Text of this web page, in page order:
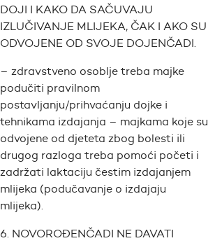
DOJI I KAKO DA SAČUVAJU
IZLUČIVANJE MLIJEKA, ČAK I AKO SU
ODVOJENE OD SVOJE DOJENČADI.
– zdravstveno osoblje treba majke
podučiti pravilnom
postavljanju/prihvaćanju dojke i
tehnikama izdajanja – majkama koje su
odvojene od djeteta zbog bolesti ili
drugog razloga treba pomoći početi i
zadržati laktaciju čestim izdajanjem
mlijeka (podučavanje o izdajaju
mlijeka).
6. NOVOROĐENČADI NE DAVATI